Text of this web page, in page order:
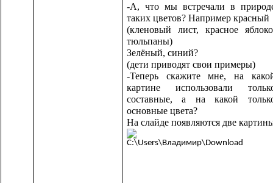
-А, что мы встречали в
таких цветов? Например красный
(кленовый лист, красное
тюльпаны)
Зелёный, синий?
(дети приводят свои примеры)
-Теперь скажите мне, на
картине использовали
составные, а на какой
основные цвета?
На слайде появляются две